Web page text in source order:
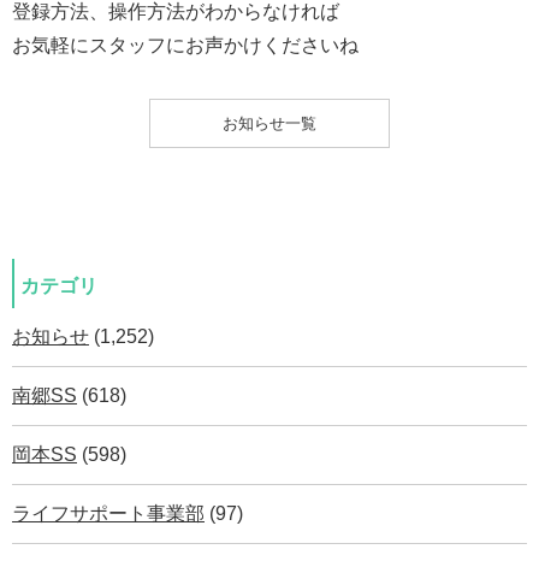
登録方法、操作方法がわからなければ
お気軽にスタッフにお声かけくださいね
お知らせ一覧
カテゴリ
お知らせ (1,252)
南郷SS (618)
岡本SS (598)
ライフサポート事業部 (97)